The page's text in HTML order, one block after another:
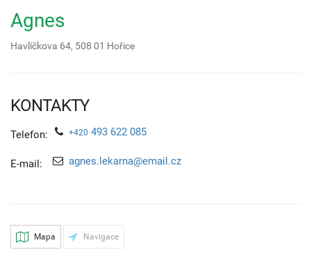
Agnes
Havlíčkova 64, 508 01 Hořice
KONTAKTY
Telefon: +420 493 622 085
E-mail: agnes.lekarna@email.cz
Mapa Navigace